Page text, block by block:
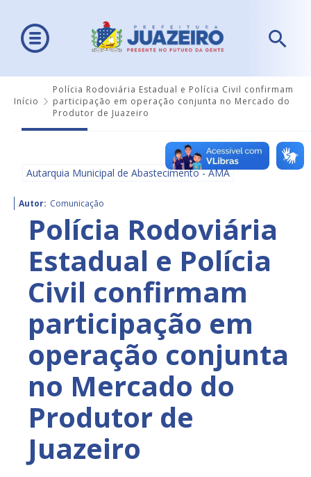
Início
Polícia Rodoviária Estadual e Polícia Civil confirmam
participação em operação conjunta no Mercado do
Produtor de Juazeiro
Autarquia Municipal de Abastecimento - AMA
Autor: Comunicação
Polícia Rodoviária
Estadual e Polícia
Civil confirmam
participação em
operação conjunta
no Mercado do
Produtor de
Juazeiro